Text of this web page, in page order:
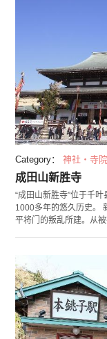
Category： 神社・寺院
成田山新胜寺
“成田山新胜寺”位于千
1000多年的悠久历史。
平将门的叛乱所建。从
初次来的人利用的基本
欣赏御朱印和文化财产
您可以全年体验修养讲
抄经无需提前预订，还